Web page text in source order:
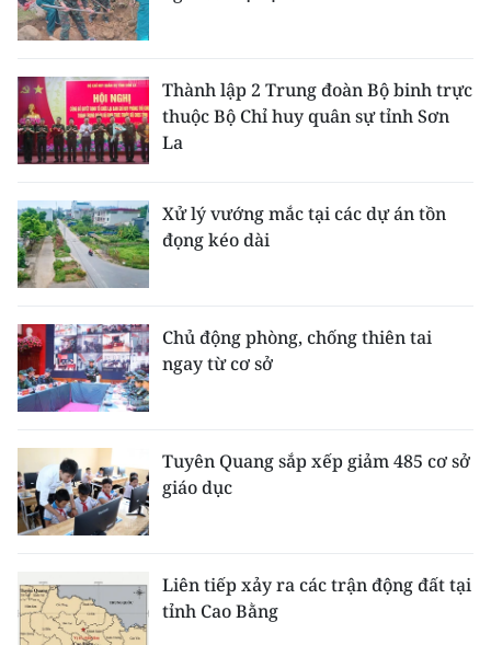
Thành lập 2 Trung đoàn Bộ binh trực
thuộc Bộ Chỉ huy quân sự tỉnh Sơn
La
Xử lý vướng mắc tại các dự án tồn
đọng kéo dài
Chủ động phòng, chống thiên tai
ngay từ cơ sở
Tuyên Quang sắp xếp giảm 485 cơ sở
giáo dục
Liên tiếp xảy ra các trận động đất tại
tỉnh Cao Bằng